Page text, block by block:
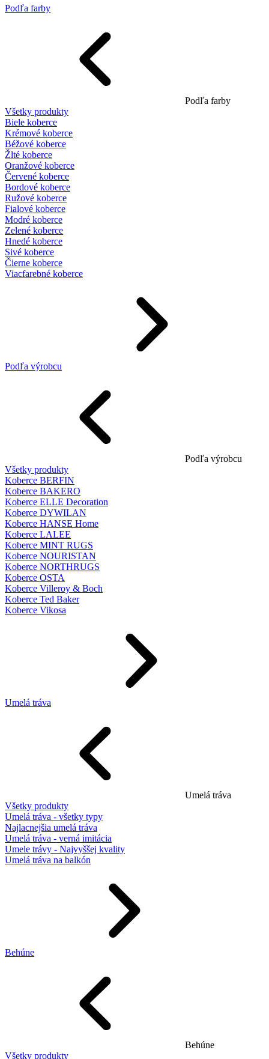
Podľa farby
Podľa farby
Všetky produkty
Biele koberce
Krémové koberce
Béžové koberce
Žlté koberce
Oranžové koberce
Červené koberce
Bordové koberce
Ružové koberce
Fialové koberce
Modré koberce
Zelené koberce
Hnedé koberce
Sivé koberce
Čierne koberce
Viacfarebné koberce
Podľa výrobcu
Podľa výrobcu
Všetky produkty
Koberce BERFIN
Koberce BAKERO
Koberce ELLE Decoration
Koberce DYWILAN
Koberce HANSE Home
Koberce LALEE
Koberce MINT RUGS
Koberce NOURISTAN
Koberce NORTHRUGS
Koberce OSTA
Koberce Villeroy & Boch
Koberce Ted Baker
Koberce Vikosa
Umelá tráva
Umelá tráva
Všetky produkty
Umelá tráva - všetky typy
Najlacnejšia umelá tráva
Umelá tráva - verná imitácia
Umele trávy - Najvyššej kvality
Umelá tráva na balkón
Behúne
Behúne
Všetky produkty